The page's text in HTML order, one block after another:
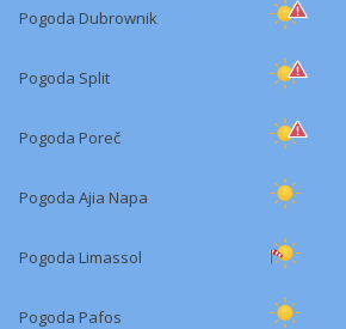
Pogoda Dubrownik
Pogoda Split
Pogoda Poreč
Pogoda Ajia Napa
Pogoda Limassol
Pogoda Pafos